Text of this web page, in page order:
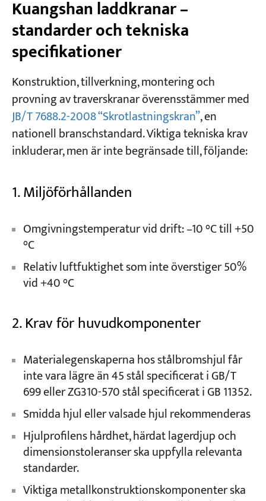
Kuangshan laddkranar –
standarder och tekniska
specifikationer
Konstruktion, tillverkning, montering och
provning av traverskranar överensstämmer med
JB/T 7688.2-2008 “Skrotlastningskran”, en
nationell branschstandard. Viktiga tekniska krav
inkluderar, men är inte begränsade till, följande:
1. Miljöförhållanden
Omgivningstemperatur vid drift: –10 °C till +50
°C
Relativ luftfuktighet som inte överstiger 50%
vid +40 °C
2. Krav för huvudkomponenter
Materialegenskaperna hos stålbromshjul får
inte vara lägre än 45 stål specificerat i GB/T
699 eller ZG310-570 stål specificerat i GB 11352.
Smidda hjul eller valsade hjul rekommenderas
Hjulprofilens hårdhet, härdat lagerdjup och
dimensionstoleranser ska uppfylla relevanta
standarder.
Viktiga metallkonstruktionskomponenter ska